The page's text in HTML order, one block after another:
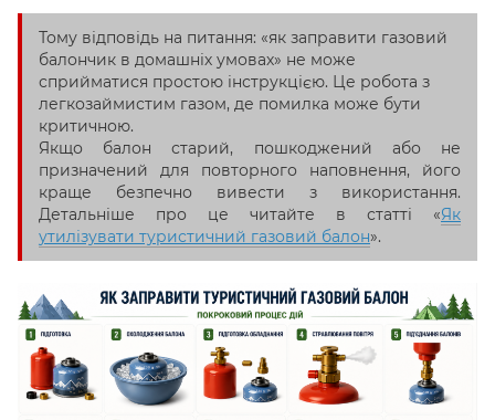
Тому відповідь на питання: «як заправити газовий
балончик в домашніх умовах» не може
сприйматися простою інструкцією. Це робота з
легкозаймистим газом, де помилка може бути
критичною.
Якщо балон старий, пошкоджений або не
призначений для повторного наповнення, його
краще безпечно вивести з використання.
Детальніше про це читайте в статті «Як
утилізувати туристичний газовий балон».